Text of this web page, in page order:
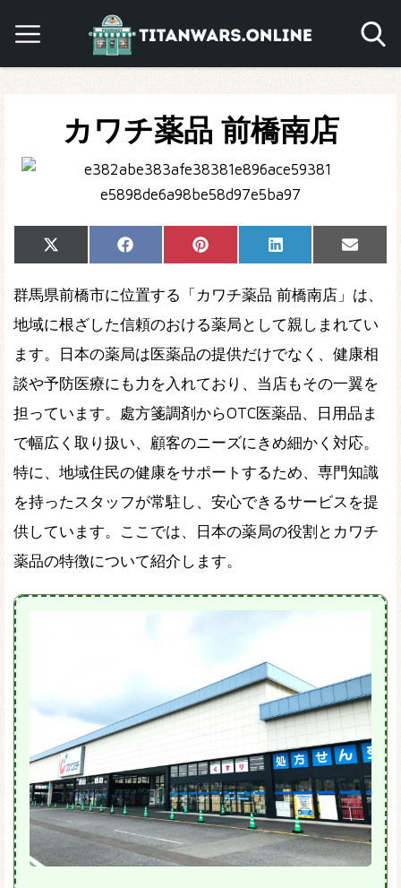
カワチ薬品 前橋南店
Share
on
X
(Twitter)
Share
on
Facebook Share
on
Pinterest Share
on
LinkedIn
Share
on
Email
群馬県前橋市に位置する「カワチ薬品 前橋南店」は、
地域に根ざした信頼のおける薬局として親しまれてい
ます。日本の薬局は医薬品の提供だけでなく、健康相
談や予防医療にも力を入れており、当店もその一翼を
担っています。處方箋調剤からOTC医薬品、日用品ま
で幅広く取り扱い、顧客のニーズにきめ細かく対応。
特に、地域住民の健康をサポートするため、専門知識
を持ったスタッフが常駐し、安心できるサービスを提
供しています。ここでは、日本の薬局の役割とカワチ
薬品の特徴について紹介します。